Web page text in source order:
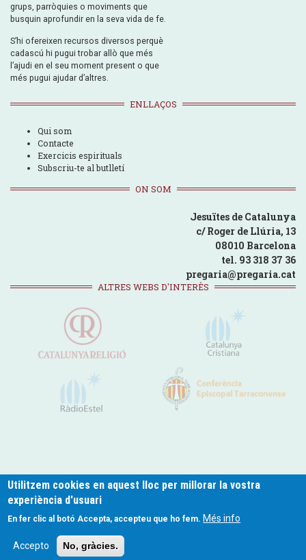
grups, parròquies o moviments que
busquin aprofundir en la seva vida de fe.
S’hi ofereixen recursos diversos perquè
cadascú hi pugui trobar allò que més
l’ajudi en el seu moment present o que
més pugui ajudar d’altres.
ENLLAÇOS
Qui som
Contacte
Exercicis espirituals
Subscriu-te al butlletí
ON SOM
Jesuïtes de Catalunya
c/ Roger de Llúria, 13
08010 Barcelona
tel. 93 318 37 36
pregaria@pregaria.cat
ALTRES WEBS D'INTERÈS
Footer
Política de Privacitat Politica de Cookies
Utilitzem cookies en aquest lloc per millorar la vostra
experiència d'usuari
En fer clic al botó Accepta, accepteu que ho fem. Més info
Accepto No, gràcies.